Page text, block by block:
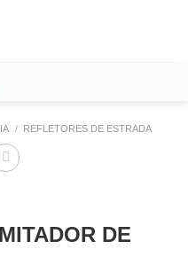
/ REFLETORES DE ESTRADA
DE